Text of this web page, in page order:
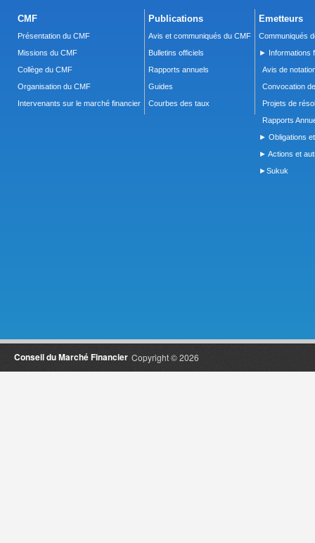
CMF
Présentation du CMF
Missions du CMF
Collège du CMF
Organisation du CMF
Intervenants sur le marché financier
Publications
Avis et communiqués du CMF
Bulletins officiels
Rapports annuels
Guides
Courbes des taux
Emetteurs
Communiqués
► Informations
Avis de
Convocation
Projets de
Rapports
► Obligations
► Actions et
►Sukuk
Copyright © 2026
Conseil du Marché Financier